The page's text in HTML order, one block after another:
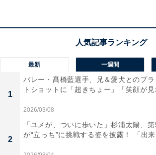
最新 一週間
1
バレー・髙橋藍選手、兄＆愛犬とのプラ
トショットに「超きちょー」「笑顔が
2026/03/08
2
「ユメが、ついに歩いた」杉浦太陽、
が“立っち”に挑戦する姿を披露！ 「出